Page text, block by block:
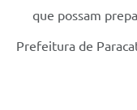
que possam
Prefeitura de